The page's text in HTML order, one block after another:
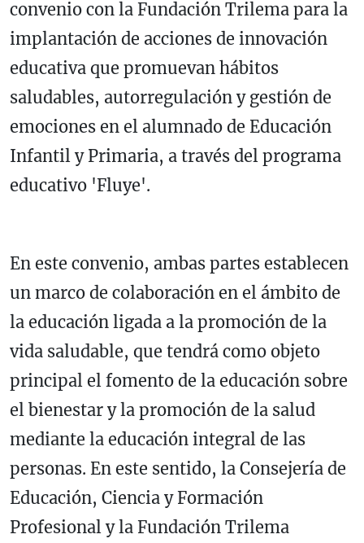
convenio con la Fundación Trilema para la
implantación de acciones de innovación
educativa que promuevan hábitos
saludables, autorregulación y gestión de
emociones en el alumnado de Educación
Infantil y Primaria, a través del programa
educativo 'Fluye'.
En este convenio, ambas partes establecen
un marco de colaboración en el ámbito de
la educación ligada a la promoción de la
vida saludable, que tendrá como objeto
principal el fomento de la educación sobre
el bienestar y la promoción de la salud
mediante la educación integral de las
personas. En este sentido, la Consejería de
Educación, Ciencia y Formación
Profesional y la Fundación Trilema